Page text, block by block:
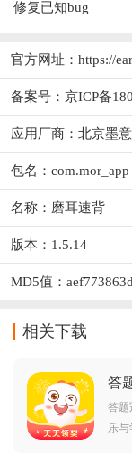
修复已知bug
官方网址： https://
备案号：京ICP备
应用厂商： 北京墨
包名：com.mor_app
名称：磨耳速背
版本：1.5.14
MD5值：
相关下载
答
答题
乐